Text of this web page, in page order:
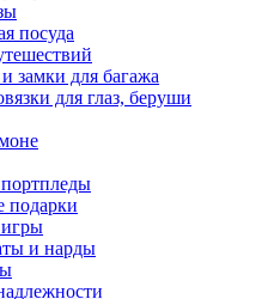
посуда
замки для багажа
для глаз, беруши
подарки
и нарды